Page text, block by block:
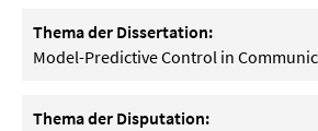
Thema der Dissertation:
Model-Predictive Control in
Thema der Disputation: